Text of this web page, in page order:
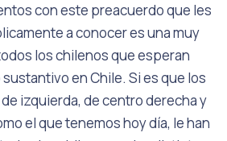
con este preacuerdo que les
a conocer es una muy
los chilenos que esperan
en Chile. Si es que los
izquierda, de centro derecha y
el que tenemos hoy día, le han